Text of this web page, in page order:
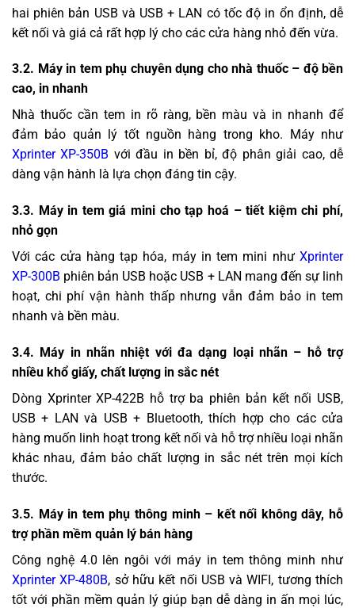
hai phiên bản USB và USB + LAN có tốc độ in ổn định, dễ
kết nối và giá cả rất hợp lý cho các cửa hàng nhỏ đến vừa.
3.2. Máy in tem phụ chuyên dụng cho nhà thuốc – độ bền
cao, in nhanh
Nhà thuốc cần tem in rõ ràng, bền màu và in nhanh để
đảm bảo quản lý tốt nguồn hàng trong kho. Máy như
Xprinter XP-350B với đầu in bền bỉ, độ phân giải cao, dễ
dàng vận hành là lựa chọn đáng tin cậy.
3.3. Máy in tem giá mini cho tạp hoá – tiết kiệm chi phí,
nhỏ gọn
Với các cửa hàng tạp hóa, máy in tem mini như Xprinter
XP-300B phiên bản USB hoặc USB + LAN mang đến sự linh
hoạt, chi phí vận hành thấp nhưng vẫn đảm bảo in tem
nhanh và bền màu.
3.4. Máy in nhãn nhiệt với đa dạng loại nhãn – hỗ trợ
nhiều khổ giấy, chất lượng in sắc nét
Dòng Xprinter XP-422B hỗ trợ ba phiên bản kết nối USB,
USB + LAN và USB + Bluetooth, thích hợp cho các cửa
hàng muốn linh hoạt trong kết nối và hỗ trợ nhiều loại nhãn
khác nhau, đảm bảo chất lượng in sắc nét trên mọi kích
thước.
3.5. Máy in tem phụ thông minh – kết nối không dây, hỗ
trợ phần mềm quản lý bán hàng
Công nghệ 4.0 lên ngôi với máy in tem thông minh như
Xprinter XP-480B, sở hữu kết nối USB và WIFI, tương thích
tốt với phần mềm quản lý giúp bạn dễ dàng in ấn mọi lúc,